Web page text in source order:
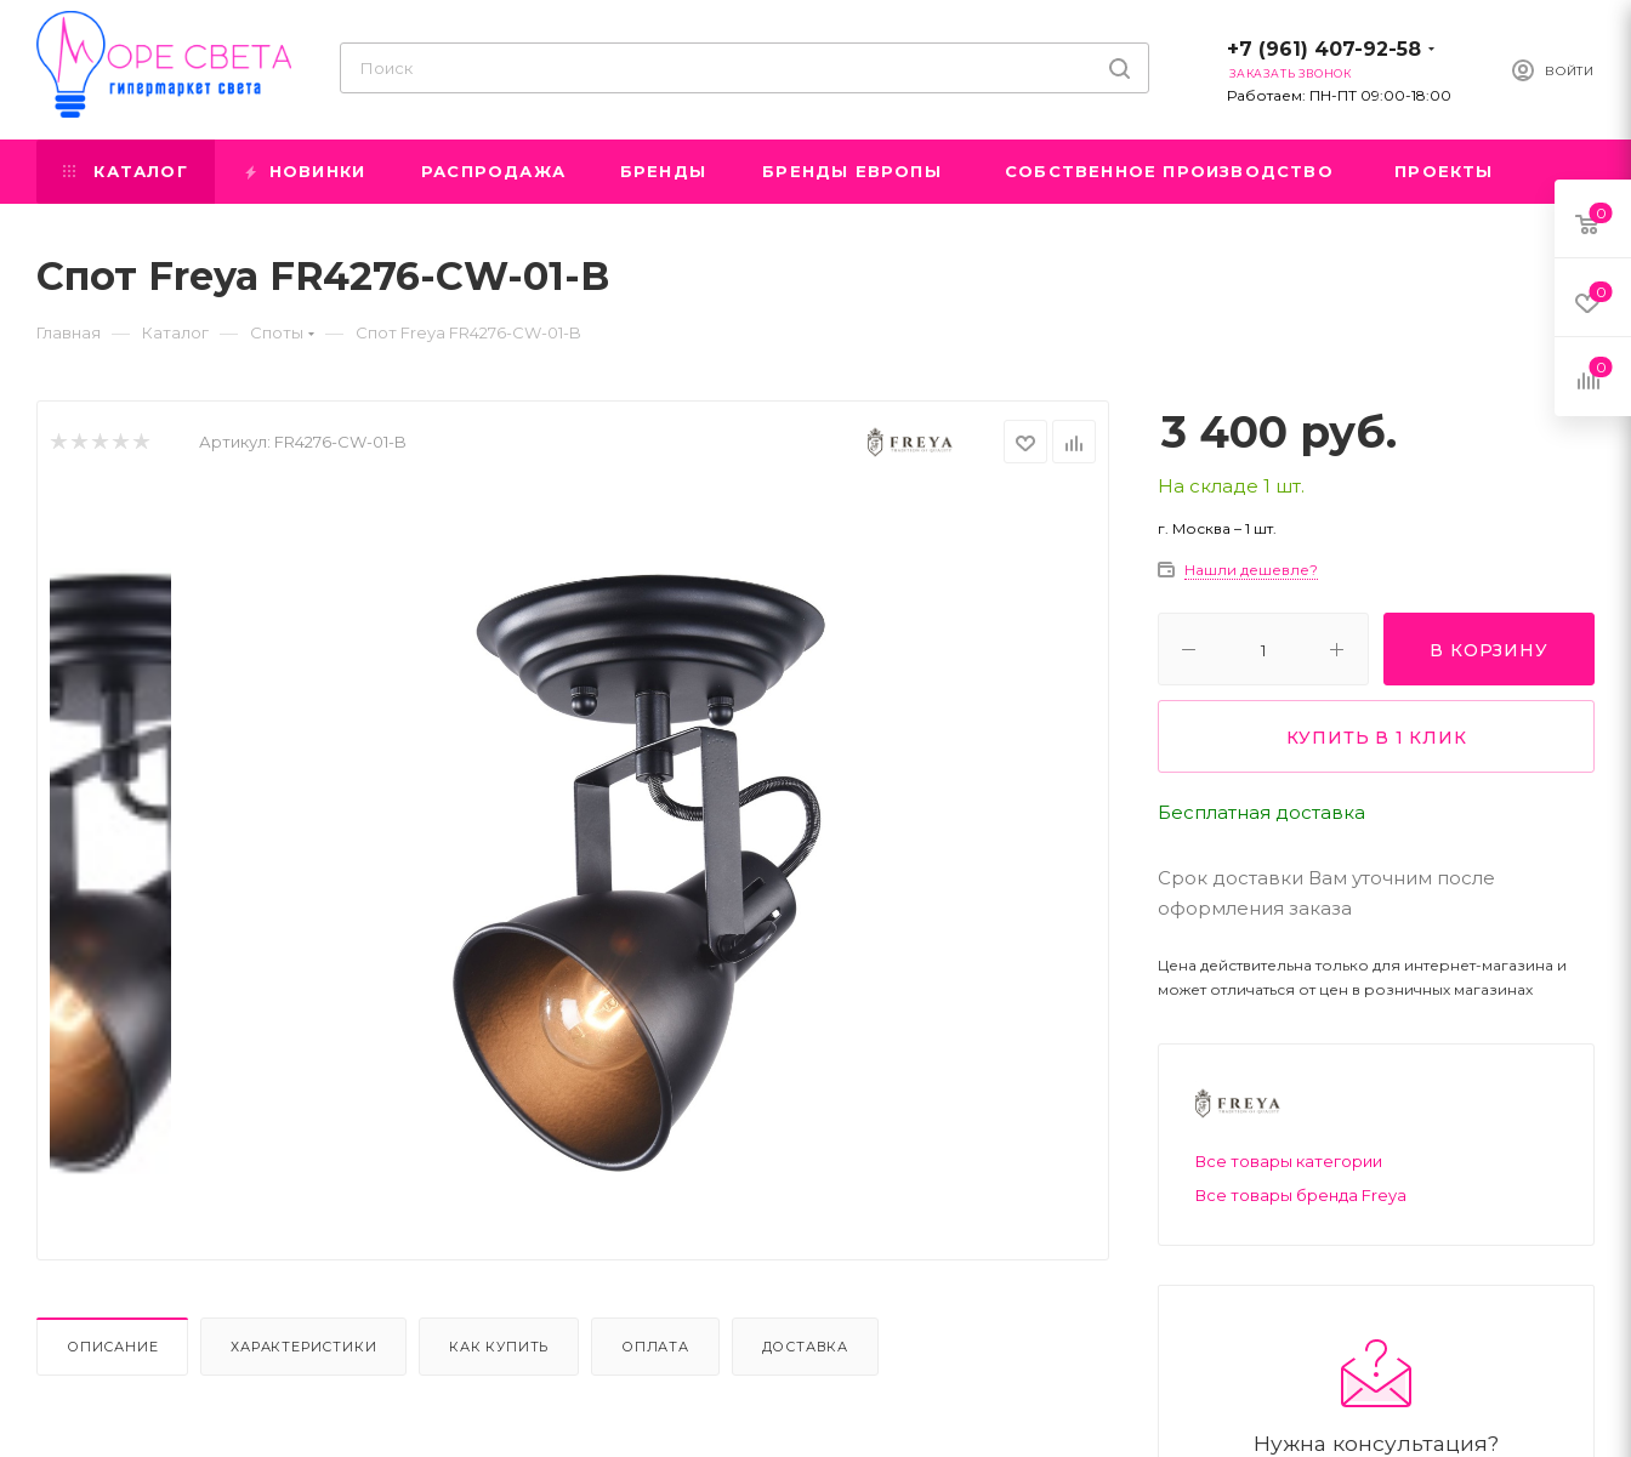
ВОЙТИ
+7 (961) 407-92-58
ЗАКАЗАТЬ ЗВОНОК
Работаем: ПН-ПТ 09:00-18:00
КАТАЛОГ НОВИНКИ РАСПРОДАЖА БРЕНДЫ БРЕНДЫ ЕВРОПЫ СОБСТВЕННОЕ ПРОИЗВОДСТВО ПРОЕКТЫ
Спот Freya FR4276-CW-01-B
Главная — Каталог — Споты — Спот Freya FR4276-CW-01-B
Артикул: FR4276-CW-01-B
ОПИСАНИЕ ХАРАКТЕРИСТИКИ КАК КУПИТЬ ОПЛАТА ДОСТАВКА
3 400 руб.
На складе 1 шт.
г. Москва – 1 шт.
Нашли дешевле?
В КОРЗИНУ
КУПИТЬ В 1 КЛИК
Бесплатная доставка
Срок доставки Вам уточним после
оформления заказа
Цена действительна только для интернет-магазина и
может отличаться от цен в розничных магазинах
Все товары категории
Все товары бренда Freya
Нужна консультация?
0
0
0